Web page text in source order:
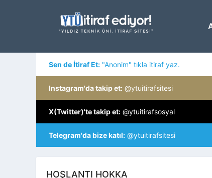
Sen de İtiraf Et: "Anonim" tıkla itiraf yaz.
Instagram'da takip et: @ytuitirafsitesi
X(Twitter)'te takip et: @ytuitirafsosyal
Telegram'da bize katıl: @ytuitirafsitesi
HOŞLANTI HOKKA